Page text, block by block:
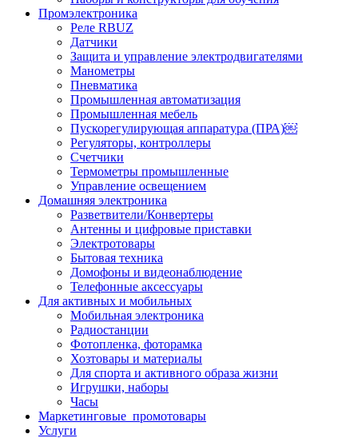
Промэлектроника
Реле RBUZ
Датчики
Защита и управление электродвигателями
Манометры
Пневматика
Промышленная автоматизация
Промышленная мебель
Пускорегулирующая аппаратура (ПРА)￼
Регуляторы, контроллеры
Счетчики
Термометры промышленные
Управление освещением
Домашняя электроника
Разветвители/Конвертеры
Антенны и цифровые приставки
Электротовары
Бытовая техника
Домофоны и видеонаблюдение
Телефонные аксессуары
Для активных и мобильных
Мобильная электроника
Радиостанции
Фотопленка, фоторамка
Хозтовары и материалы
Для спорта и активного образа жизни
Игрушки, наборы
Часы
Маркетинговые_промотовары
Услуги